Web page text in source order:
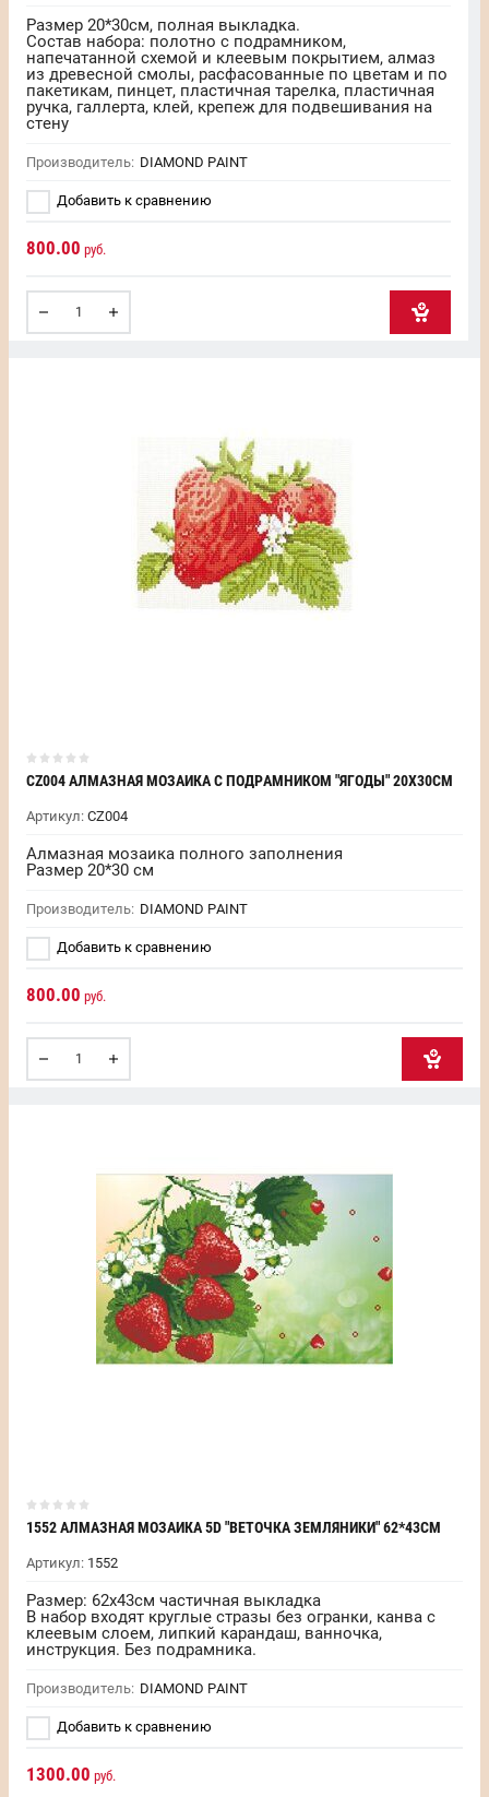
Размер 20*30см, полная выкладка.
Состав набора: полотно с подрамником,
напечатанной схемой и клеевым покрытием, алмаз
из древесной смолы, расфасованные по цветам и по
пакетикам, пинцет, пластичная тарелка, пластичная
ручка, галлерта, клей, крепеж для подвешивания на
стену
Производитель: DIAMOND PAINT
Добавить к сравнению
800.00 руб.
CZ004 АЛМАЗНАЯ МОЗАИКА С ПОДРАМНИКОМ "ЯГОДЫ" 20Х30СМ
Артикул: CZ004
Алмазная мозаика полного заполнения
Размер 20*30 см
Производитель: DIAMOND PAINT
Добавить к сравнению
800.00 руб.
1552 АЛМАЗНАЯ МОЗАИКА 5D "ВЕТОЧКА ЗЕМЛЯНИКИ" 62*43СМ
Артикул: 1552
Размер: 62х43см частичная выкладка
В набор входят круглые стразы без огранки, канва с
клеевым слоем, липкий карандаш, ванночка,
инструкция. Без подрамника.
Производитель: DIAMOND PAINT
Добавить к сравнению
1300.00 руб.